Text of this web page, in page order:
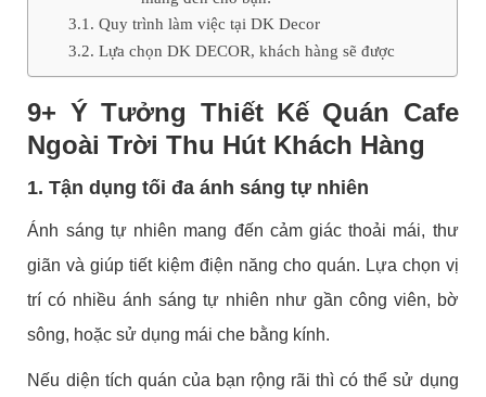
Quy trình làm việc tại DK Decor
Lựa chọn DK DECOR, khách hàng sẽ được
9+ Ý Tưởng Thiết Kế Quán Cafe
Ngoài Trời Thu Hút Khách Hàng
1. Tận dụng tối đa ánh sáng tự nhiên
Ánh sáng tự nhiên mang đến cảm giác thoải mái, thư
giãn và giúp tiết kiệm điện năng cho quán. Lựa chọn vị
trí có nhiều ánh sáng tự nhiên như gần công viên, bờ
sông, hoặc sử dụng mái che bằng kính.
Nếu diện tích quán của bạn rộng rãi thì có thể sử dụng